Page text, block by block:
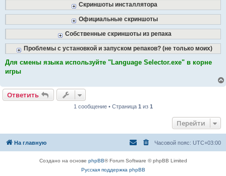
Скриншоты инсталлятора
Официальные скриншоты
Собственные скриншоты из репака
Проблемы с установкой и запуском репаков? (не только моих)
Для смены языка используйте "Language Selector.exe" в корне
игры
Ответить
1 сообщение • Страница 1 из 1
Перейти
На главную Часовой пояс: UTC+03:00
Создано на основе phpBB® Forum Software © phpBB Limited
Русская поддержка phpBB